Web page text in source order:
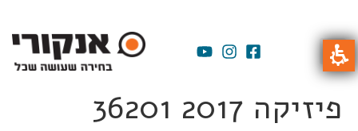
פיזיקה 2017 36201